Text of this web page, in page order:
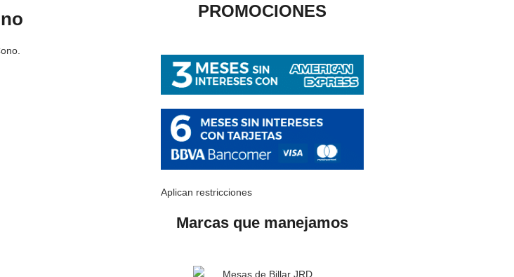
PROMOCIONES
Aplican restricciones
Marcas que manejamos